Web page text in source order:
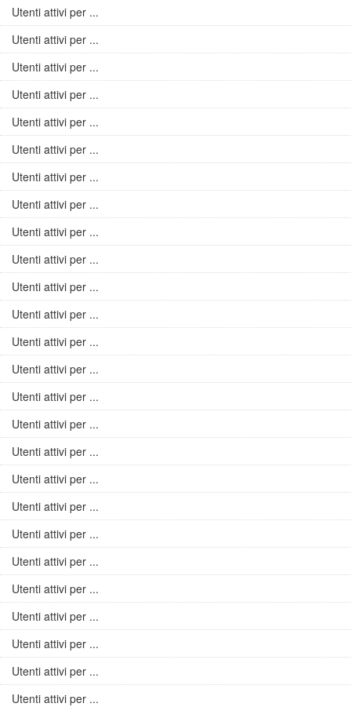
Utenti attivi per ...
Utenti attivi per ...
Utenti attivi per ...
Utenti attivi per ...
Utenti attivi per ...
Utenti attivi per ...
Utenti attivi per ...
Utenti attivi per ...
Utenti attivi per ...
Utenti attivi per ...
Utenti attivi per ...
Utenti attivi per ...
Utenti attivi per ...
Utenti attivi per ...
Utenti attivi per ...
Utenti attivi per ...
Utenti attivi per ...
Utenti attivi per ...
Utenti attivi per ...
Utenti attivi per ...
Utenti attivi per ...
Utenti attivi per ...
Utenti attivi per ...
Utenti attivi per ...
Utenti attivi per ...
Utenti attivi per ...